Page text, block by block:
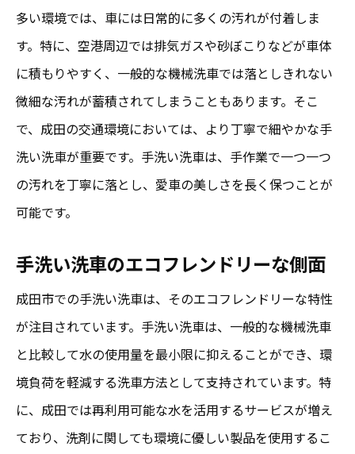
多い環境では、車には日常的に多くの汚れが付着しま
す。特に、空港周辺では排気ガスや砂ぼこりなどが車体
に積もりやすく、一般的な機械洗車では落としきれない
微細な汚れが蓄積されてしまうこともあります。そこ
で、成田の交通環境においては、より丁寧で細やかな手
洗い洗車が重要です。手洗い洗車は、手作業で一つ一つ
の汚れを丁寧に落とし、愛車の美しさを長く保つことが
可能です。
手洗い洗車のエコフレンドリーな側面
成田市での手洗い洗車は、そのエコフレンドリーな特性
が注目されています。手洗い洗車は、一般的な機械洗車
と比較して水の使用量を最小限に抑えることができ、環
境負荷を軽減する洗車方法として支持されています。特
に、成田では再利用可能な水を活用するサービスが増え
ており、洗剤に関しても環境に優しい製品を使用するこ